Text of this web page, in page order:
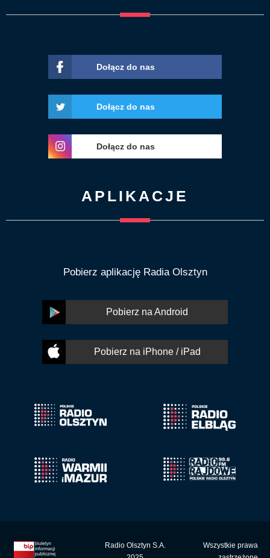
Dołącz do nas
Dołącz do nas
Dołącz do nas
APLIKACJE
Pobierz aplikację Radia Olsztyn
Pobierz na Android
Pobierz na iPhone / iPad
Radio Olsztyn S.A.
Wszystkie prawa